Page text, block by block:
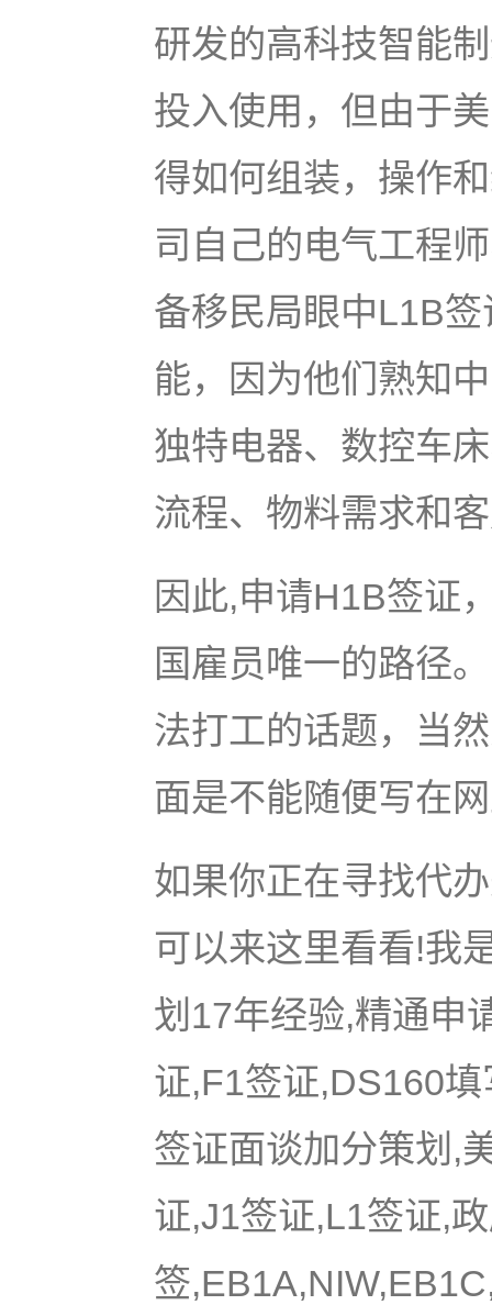
研发的高科技智能
投入使用，但由于
得如何组装，操作
司自己的电气工程
备移民局眼中L1B
能，因为他们熟知
独特电器、数控车
流程、物料需求和
因此,申请H1B签证
国雇员唯一的路径
法打工的话题，当
面是不能随便写在
如果你正在寻找代
可以来这里看看!我
划17年经验,精通申
证,F1签证,DS160
签证面谈加分策划,
证,J1签证,L1签证,
签